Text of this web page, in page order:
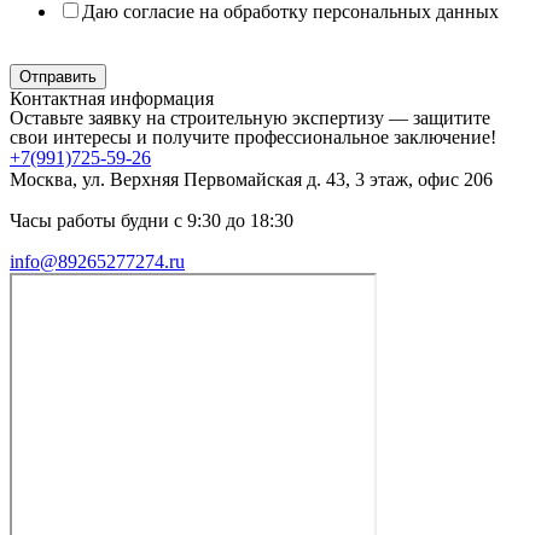
Даю согласие на обработку персональных данных
Отправить
Контактная информация
Оставьте заявку на строительную экспертизу — защитите
свои интересы и получите профессиональное заключение!
+7(991)725-59-26
Москва, ул. Верхняя Первомайская д. 43, 3 этаж, офис 206
Часы работы будни с 9:30 до 18:30
info@89265277274.ru